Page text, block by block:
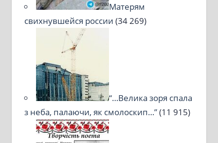
Матерям
свихнувшейся россии (34 269)
“…Велика зоря спала
з неба, палаючи, як смолоскип…”(11 915)